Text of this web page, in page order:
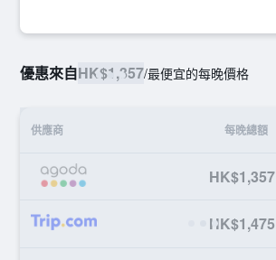
優惠來自HK$1,357/最便宜的每晚價格
供應商 每晚總額
HK$1,357
HK$1,475